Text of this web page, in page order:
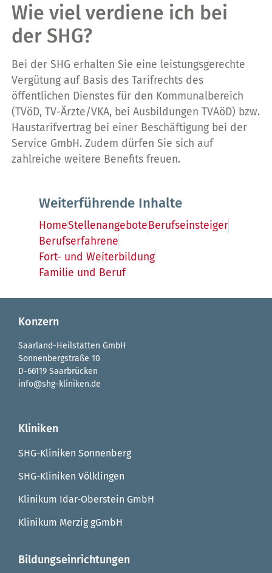
Wie viel verdiene ich bei
der SHG?
Bei der SHG erhalten Sie eine leistungsgerechte
Vergütung auf Basis des Tarifrechts des
öffentlichen Dienstes für den Kommunalbereich
(TVöD, TV-Ärzte/VKA, bei Ausbildungen TVAöD) bzw.
Haustarifvertrag bei einer Beschäftigung bei der
Service GmbH. Zudem dürfen Sie sich auf
zahlreiche weitere Benefits freuen.
Weiterführende Inhalte
HomeStellenangebote Berufseinsteiger
Berufserfahrene
Fort- und Weiterbildung
Familie und Beruf
Konzern
Saarland-Heilstätten GmbH
Sonnenbergstraße 10
D-66119 Saarbrücken
info@shg-kliniken.de
Kliniken
SHG-Kliniken Sonnenberg
SHG-Kliniken Völklingen
Klinikum Idar-Oberstein GmbH
Klinikum Merzig gGmbH
Bildungseinrichtungen